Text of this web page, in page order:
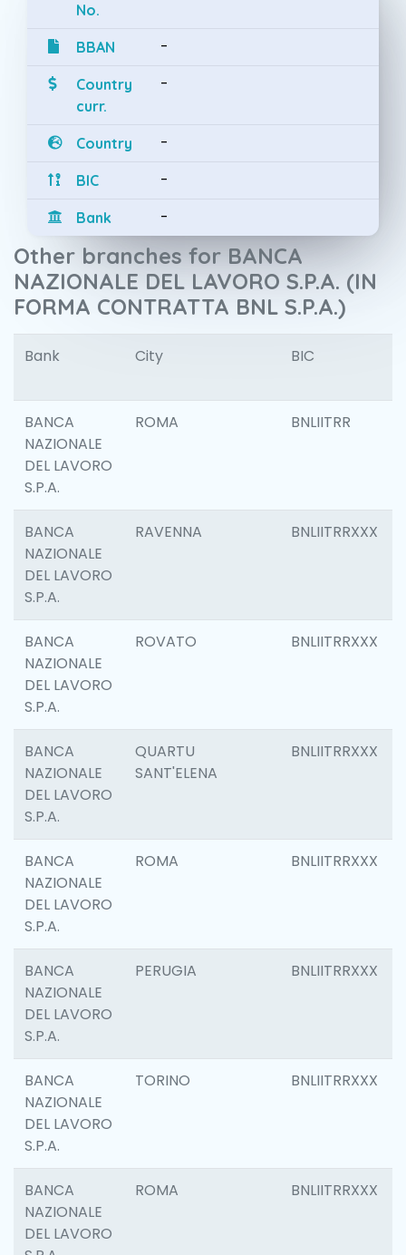
No.
BBAN -
Country
curr.
-
Country -
BIC -
Bank -
Other branches for BANCA
NAZIONALE DEL LAVORO S.P.A. (IN
FORMA CONTRATTA BNL S.P.A.)
Bank City BIC
BANCA
NAZIONALE
DEL LAVORO
S.P.A.
ROMA BNLIITRR
BANCA
NAZIONALE
DEL LAVORO
S.P.A.
RAVENNA BNLIITRRXXX
BANCA
NAZIONALE
DEL LAVORO
S.P.A.
ROVATO BNLIITRRXXX
BANCA
NAZIONALE
DEL LAVORO
S.P.A.
QUARTU
SANT'ELENA
BNLIITRRXXX
BANCA
NAZIONALE
DEL LAVORO
S.P.A.
ROMA BNLIITRRXXX
BANCA
NAZIONALE
DEL LAVORO
S.P.A.
PERUGIA BNLIITRRXXX
BANCA
NAZIONALE
DEL LAVORO
S.P.A.
TORINO BNLIITRRXXX
BANCA
NAZIONALE
DEL LAVORO
ROMA BNLIITRRXXX